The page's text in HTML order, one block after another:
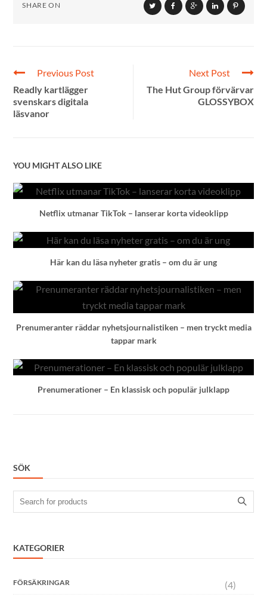
SHARE ON
Previous Post
Readly kartlägger
svenskars digitala
läsvanor
Next Post
The Hut Group förvärvar
GLOSSYBOX
YOU MIGHT ALSO LIKE
Netflix utmanar TikTok – lanserar korta videoklipp
Här kan du läsa nyheter gratis – om du är ung
Prenumeranter räddar nyhetsjournalistiken – men tryckt media
tappar mark
Prenumerationer – En klassisk och populär julklapp
SÖK
Search
for:
KATEGORIER
FÖRSÄKRINGAR (4)